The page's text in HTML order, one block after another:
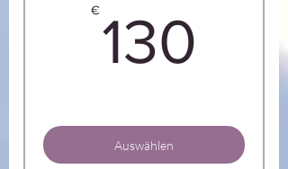
€130
Auswählen